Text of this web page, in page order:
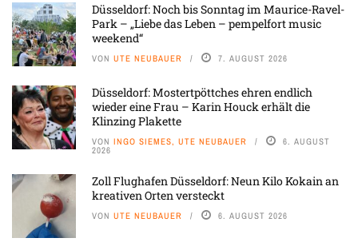
Düsseldorf: Noch bis Sonntag im Maurice-Ravel-
Park – „Liebe das Leben – pempelfort music
weekend“
VON UTE NEUBAUER 7. AUGUST 2026
Düsseldorf: Mostertpöttches ehren endlich
wieder eine Frau – Karin Houck erhält die
Klinzing Plakette
VON INGO SIEMES, UTE NEUBAUER 6. AUGUST
2026
Zoll Flughafen Düsseldorf: Neun Kilo Kokain an
kreativen Orten versteckt
VON UTE NEUBAUER 6. AUGUST 2026